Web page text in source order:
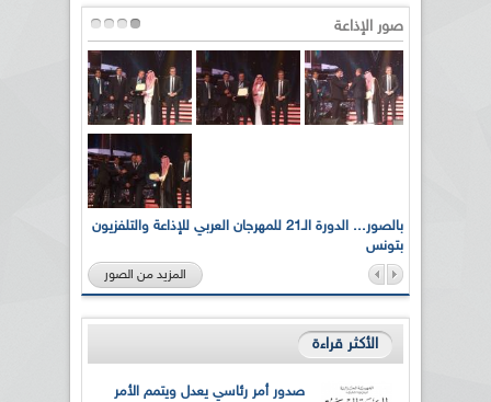
صور الإذاعة
بالصور... الدورة الـ21 للمهرجان العربي للإذاعة والتلفزيون
بتونس
المزيد من الصور
الأكثر قراءة
صدور أمر رئاسي يعدل ويتمم الأمر